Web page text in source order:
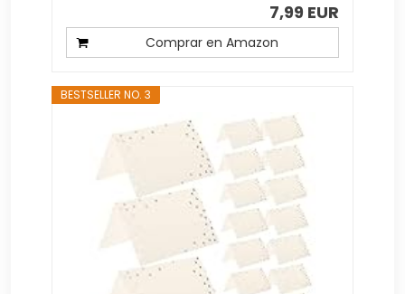
7,99 EUR
Comprar en Amazon
BESTSELLER NO. 3